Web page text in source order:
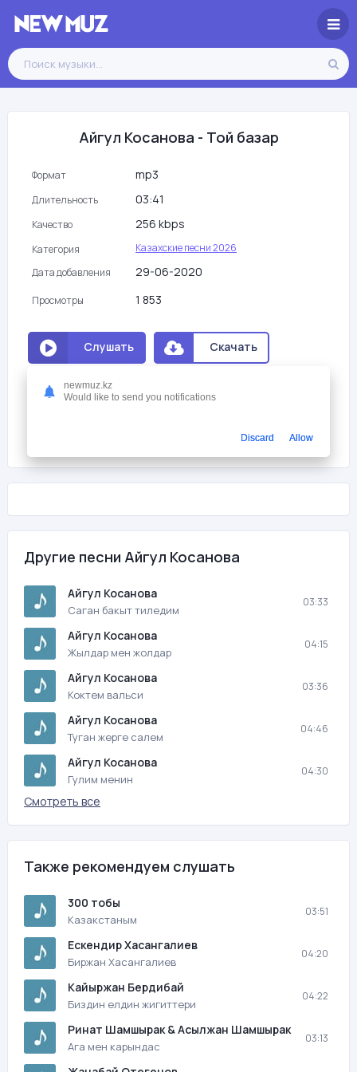
Айгул Косанова - Той базар
Формат mp3
Длительность 03:41
Качество 256 kbps
Категория
Казахские песни 2026
Дата добавления
29-06-2020
Просмотры 1 853
Слушать Скачать
Мне нравится
Косанова - Той базар с битрейтом 256 kb/s и продолжительностью
03:41 в mp3 формате и слушать онлайн.
Другие песни Айгул Косанова
Айгул Косанова
Саган бакыт тиледим
03:33
Айгул Косанова
Жылдар мен жолдар
04:15
Айгул Косанова
Коктем вальси
03:36
Айгул Косанова
Туган жерге салем
04:46
Айгул Косанова
Гулим менин
04:30
Смотреть все
Также рекомендуем слушать
300 тобы
Казакстаным
03:51
Ескендир Хасангалиев
Биржан Хасангалиев
04:20
Кайыржан Бердибай
Биздин елдин жигиттери
04:22
Ринат Шамшырак & Асылжан Шамшырак
Ага мен карындас
03:13
newmuz.kz
Would like to send you notifications
Discard Allow